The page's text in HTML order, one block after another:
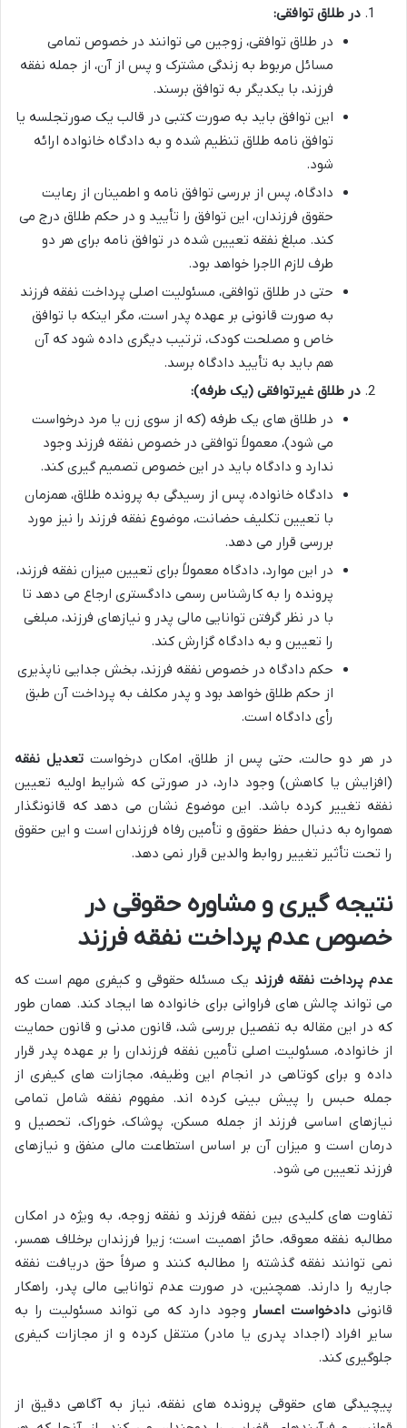
در طلاق توافقی:
در طلاق توافقی، زوجین می توانند در خصوص تمامی
مسائل مربوط به زندگی مشترک و پس از آن، از جمله نفقه
فرزند، با یکدیگر به توافق برسند.
این توافق باید به صورت کتبی در قالب یک صورتجلسه یا
توافق نامه طلاق تنظیم شده و به دادگاه خانواده ارائه
شود.
دادگاه، پس از بررسی توافق نامه و اطمینان از رعایت
حقوق فرزندان، این توافق را تأیید و در حکم طلاق درج می
کند. مبلغ نفقه تعیین شده در توافق نامه برای هر دو
طرف لازم الاجرا خواهد بود.
حتی در طلاق توافقی، مسئولیت اصلی پرداخت نفقه فرزند
به صورت قانونی بر عهده پدر است، مگر اینکه با توافق
خاص و مصلحت کودک، ترتیب دیگری داده شود که آن
هم باید به تأیید دادگاه برسد.
در طلاق غیرتوافقی (یک طرفه):
در طلاق های یک طرفه (که از سوی زن یا مرد درخواست
می شود)، معمولاً توافقی در خصوص نفقه فرزند وجود
ندارد و دادگاه باید در این خصوص تصمیم گیری کند.
دادگاه خانواده، پس از رسیدگی به پرونده طلاق، همزمان
با تعیین تکلیف حضانت، موضوع نفقه فرزند را نیز مورد
بررسی قرار می دهد.
در این موارد، دادگاه معمولاً برای تعیین میزان نفقه فرزند،
پرونده را به کارشناس رسمی دادگستری ارجاع می دهد تا
با در نظر گرفتن توانایی مالی پدر و نیازهای فرزند، مبلغی
را تعیین و به دادگاه گزارش کند.
حکم دادگاه در خصوص نفقه فرزند، بخش جدایی ناپذیری
از حکم طلاق خواهد بود و پدر مکلف به پرداخت آن طبق
رأی دادگاه است.
در هر دو حالت، حتی پس از طلاق، امکان درخواستتعدیل نفقه
(افزایش یا کاهش) وجود دارد، در صورتی که شرایط اولیه تعیین
نفقه تغییر کرده باشد. این موضوع نشان می دهد که قانونگذار
همواره به دنبال حفظ حقوق و تأمین رفاه فرزندان است و این حقوق
را تحت تأثیر تغییر روابط والدین قرار نمی دهد.
نتیجه گیری و مشاوره حقوقی در
خصوص عدم پرداخت نفقه فرزند
عدم پرداخت نفقه فرزندیک مسئله حقوقی و کیفری مهم است که
می تواند چالش های فراوانی برای خانواده ها ایجاد کند. همان طور
که در این مقاله به تفصیل بررسی شد، قانون مدنی و قانون حمایت
از خانواده، مسئولیت اصلی تأمین نفقه فرزندان را بر عهده پدر قرار
داده و برای کوتاهی در انجام این وظیفه، مجازات های کیفری از
جمله حبس را پیش بینی کرده اند. مفهوم نفقه شامل تمامی
نیازهای اساسی فرزند از جمله مسکن، پوشاک، خوراک، تحصیل و
درمان است و میزان آن بر اساس استطاعت مالی منفق و نیازهای
فرزند تعیین می شود.
تفاوت های کلیدی بین نفقه فرزند و نفقه زوجه، به ویژه در امکان
مطالبه نفقه معوقه، حائز اهمیت است؛ زیرا فرزندان برخلاف همسر،
نمی توانند نفقه گذشته را مطالبه کنند و صرفاً حق دریافت نفقه
جاریه را دارند. همچنین، در صورت عدم توانایی مالی پدر، راهکار
قانونیدادخواست اعسار وجود دارد که می تواند مسئولیت را به
سایر افراد (اجداد پدری یا مادر) منتقل کرده و از مجازات کیفری
جلوگیری کند.
پیچیدگی های حقوقی پرونده های نفقه، نیاز به آگاهی دقیق از